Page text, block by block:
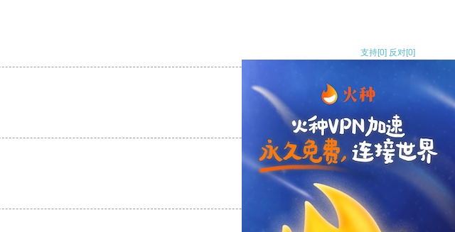
支持[0] 反对[0]
支持[0] 反对
支持